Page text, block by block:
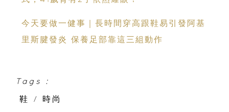
今天要做一健事｜長時間穿高跟鞋易引發阿基
里斯腱發炎 保養足部靠這三組動作
Tags :
鞋
/ 時尚